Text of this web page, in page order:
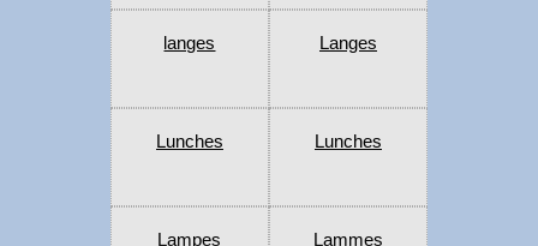
langes Langes
Lunches Lunches
Lampes Lammes